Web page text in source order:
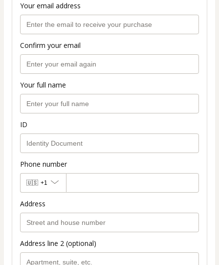
Your email address
Confirm your email
Your full name
ID
Phone number
🇺🇸 +1
Address
Address line 2 (optional)